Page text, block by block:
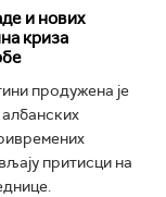
и нових
криза
продужена је
притисци на